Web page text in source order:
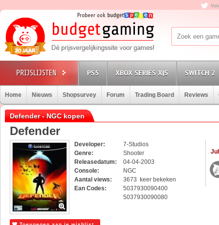
PS5 XBOX SERIES X|S SWITCH 2
Home Nieuws Shopsurvey Forum Trading Board Reviews
Defender - NGC kopen
Defender
Developer:
7-Studios
Genre:
Shooter
Releasedatum:
04-04-2003
Console:
NGC
Aantal views:
3673 keer bekeken
Ean Codes:
5037930090400
5037930090080